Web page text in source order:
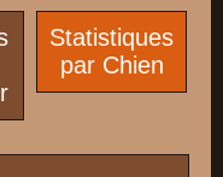
Statistiques
par Chien